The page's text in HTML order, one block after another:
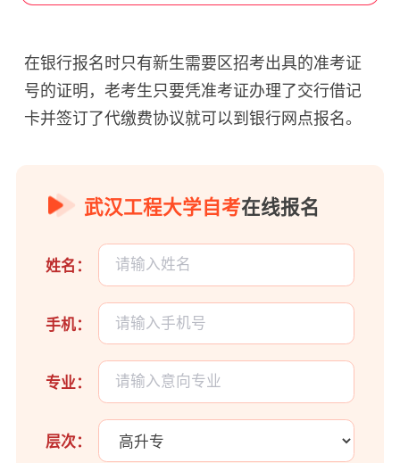
在银行报名时只有新生需要区招考出具的准考证
号的证明，老考生只要凭准考证办理了交行借记
卡并签订了代缴费协议就可以到银行网点报名。
武汉工程大学自考在线报名
姓名：
手机：
专业：
层次：